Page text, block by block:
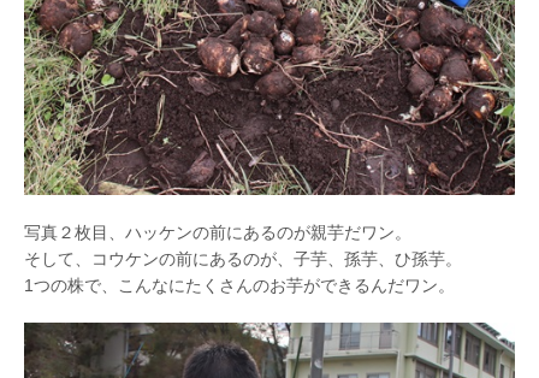
写真２枚目、ハッケンの前にあるのが親芋だワン。
そして、コウケンの前にあるのが、子芋、孫芋、ひ孫芋。
1つの株で、こんなにたくさんのお芋ができるんだワン。